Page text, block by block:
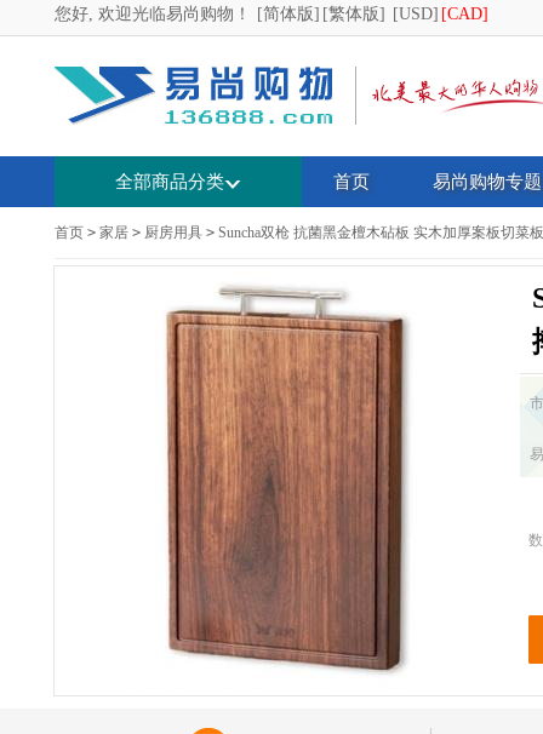
您好, 欢迎光临易尚购物！ [简体版] [繁体版] [USD] [CAD]
全部商品分类 首页 易尚购物专题
首页 > 家居 > 厨房用具 > Suncha双枪 抗菌黑金檀木砧板 实木加厚案板切菜